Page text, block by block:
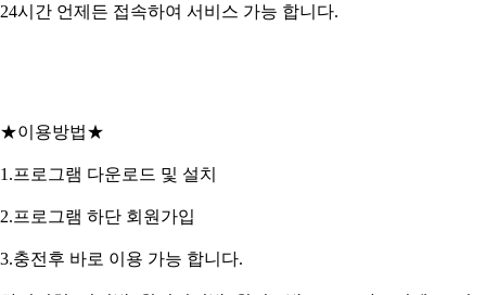
24시간 언제든 접속하여 서비스 가능 합니다.
★이용방법★
1.프로그램 다운로드 및 설치
2.프로그램 하단 회원가입
3.충전후 바로 이용 가능 합니다.